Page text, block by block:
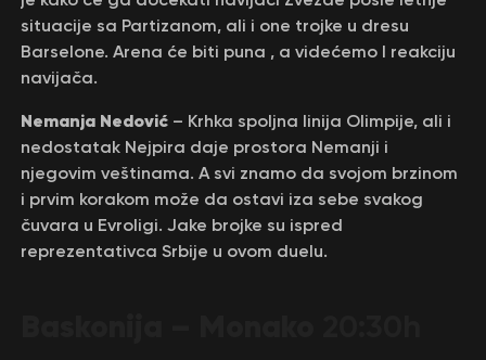
situacije sa Partizanom, ali i one trojke u dresu
Barselone. Arena će biti puna , a videćemo I reakciju
navijača.
Nemanja Nedović– Krhka spoljna linija Olimpije, ali i
nedostatak Nejpira daje prostora Nemanji i
njegovim veštinama. A svi znamo da svojom brzinom
i prvim korakom može da ostavi iza sebe svakog
čuvara u Evroligi. Jake brojke su ispred
reprezentativca Srbije u ovom duelu.